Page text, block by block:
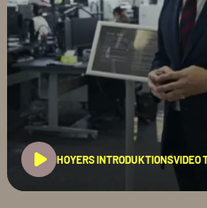
HOYERS INTRODUKTIONSVIDEO